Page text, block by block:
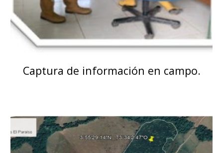
Captura de información en campo.